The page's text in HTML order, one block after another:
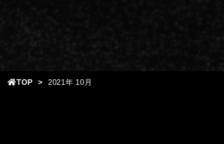
TOP 2021年 10月